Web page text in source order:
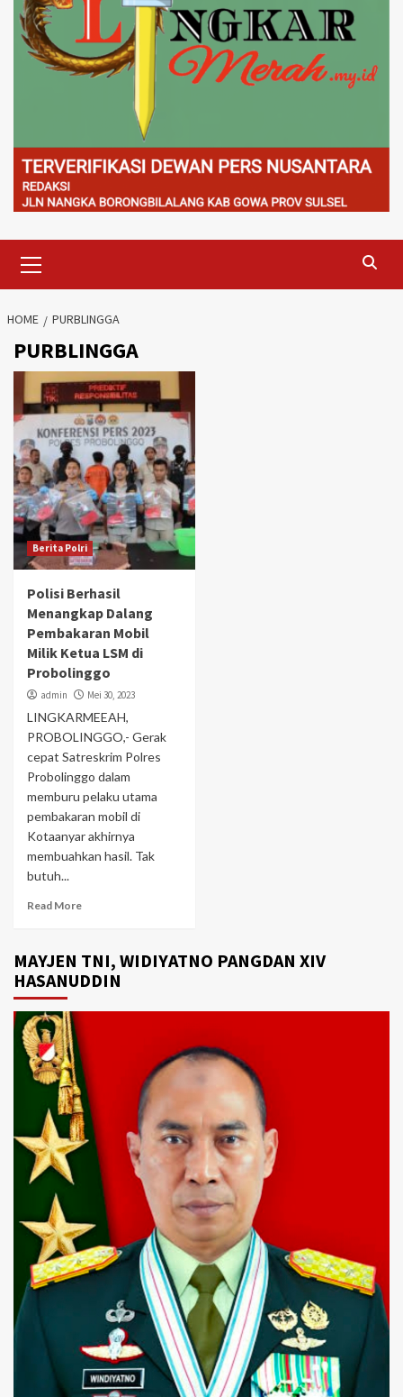
Menu
HOME PURBLINGGA
PURBLINGGA
Berita Polri
Polisi Berhasil
Menangkap Dalang
Pembakaran Mobil
Milik Ketua LSM di
Probolinggo
admin Mei 30, 2023
LINGKARMEEAH,
PROBOLINGGO,- Gerak
cepat Satreskrim Polres
Probolinggo dalam
memburu pelaku utama
pembakaran mobil di
Kotaanyar akhirnya
membuahkan hasil. Tak
butuh...
Read More
MAYJEN TNI, WIDIYATNO PANGDAN XIV
HASANUDDIN